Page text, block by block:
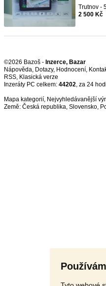
Trutnov -
2 500 Kč
©2026 Bazoš - Inzerce, Bazar
Nápověda, Dotazy, Hodnocení,
RSS,
Inzeráty PC celkem: 44202, za 24
Mapa kategorií, Nejvyhledávanější
Země: Česká republika, Slovensko,